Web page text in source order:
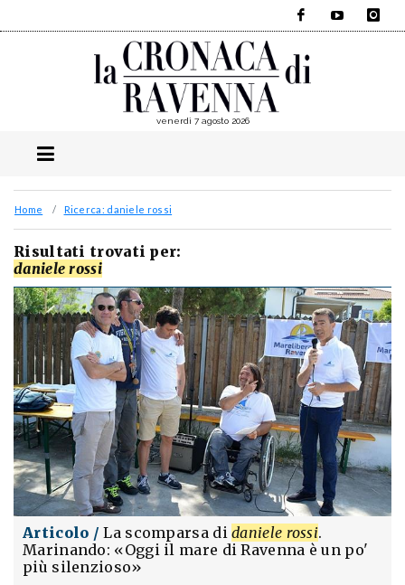
venerdì 7 agosto 2026
Home Ricerca: daniele rossi
Risultati trovati per:
daniele rossi
Articolo / La scomparsa didaniele rossi.
Marinando: «Oggi il mare di Ravenna è un po'
più silenzioso»